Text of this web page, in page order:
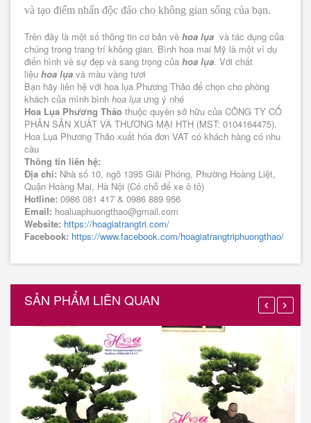
và tạo điểm nhấn độc đáo cho không gian sống của bạn.
Trên đây là một số thông tin cơ bản về hoa lụa và tác dụng của
chúng trong trang trí không gian. Bình hoa mai Mỹ là một ví dụ
điển hình về sự đẹp và sang trọng của hoa lụa. Với chất
liệu hoa lụa và màu vàng tươi
Bạn hãy liên hệ với hoa lụa Phương Thảo để chọn cho phòng
khách của mình bình hoa lụa ưng ý nhé
Hoa Lụa Phương Thảo thuộc quyền sở hữu của CÔNG TY CỔ
PHẦN SẢN XUẤT VÀ THƯƠNG MẠI HTH (MST: 0104164475).
Hoa Lụa Phương Thảo xuất hóa đơn VAT có khách hàng có nhu
cầu
Thông tin liên hệ:
Địa chỉ: Nhà số 10, ngõ 1395 Giải Phóng, Phường Hoàng Liệt,
Quận Hoàng Mai, Hà Nội (Có chỗ để xe ô tô)
Hotline: 0986 081 417 & 0986 889 956
Email: hoaluaphuongthao@gmail.com
Website: https://hoagiatrangtri.com/
Facebook: https://www.facebook.com/hoagiatrangtriphuongthao/
SẢN PHẨM LIÊN QUAN